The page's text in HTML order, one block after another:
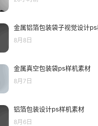
金属铝箔包装袋子视觉设计
8月8日
金属真空包装袋ps样机素材
8月7日
铝箔包装设计ps样机素材
8月6日